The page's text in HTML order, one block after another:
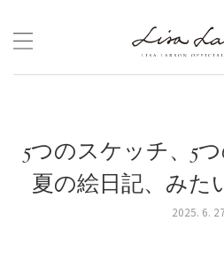
content
5つのスケッチ、5
夏の絵日記、みた
2025. 6.